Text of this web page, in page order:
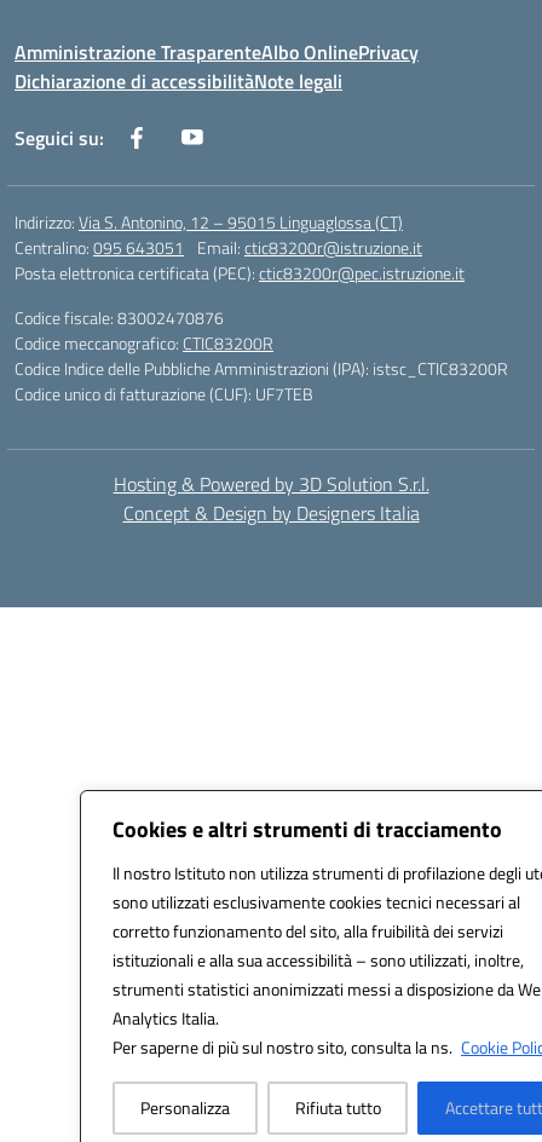
Cookies e altri strumenti di tracciamento
Il nostro Istituto non utilizza strumenti di profilazione degli
sono utilizzati esclusivamente cookies tecnici necessari al
corretto funzionamento del sito, alla fruibilità dei servizi
istituzionali e alla sua accessibilità – sono utilizzati, inoltre,
strumenti statistici anonimizzati messi a disposizione da
Analytics Italia.
Per saperne di più sul nostro sito, consulta la ns. Cookie
Personalizza Rifiuta tutto Accettare
Amministrazione TrasparenteAlbo OnlinePrivacy
Dichiarazione di accessibilitàNote legali
Seguici su:
Indirizzo:Via S. Antonino, 12 – 95015 Linguaglossa (CT)
Centralino:095 643051 Email:ctic83200r@istruzione.it
Posta elettronica certificata (PEC):ctic83200r@pec.istruzione.it
Codice fiscale: 83002470876
Codice meccanografico: CTIC83200R
Codice Indice delle Pubbliche Amministrazioni (IPA): istsc_CTIC83200R
Codice unico di fatturazione (CUF): UF7TEB
Hosting & Powered by 3D Solution S.r.l.
Concept & Design by Designers Italia